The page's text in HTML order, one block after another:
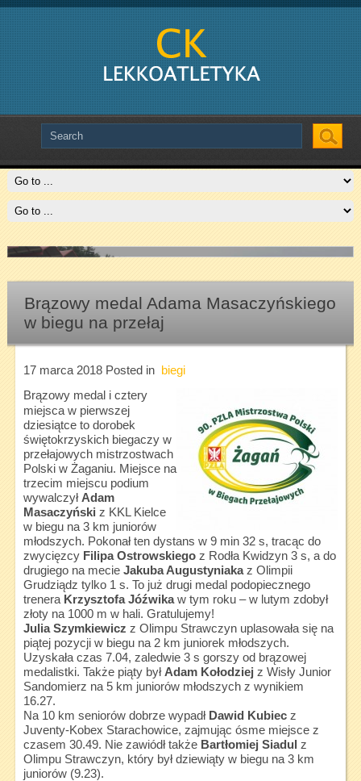
Slide # 2
Czytaj więcej
Brązowy medal Adama Masaczyńskiego
w biegu na przełaj
17 marca 2018Posted in
biegi
Brązowy medal i cztery
miejsca w pierwszej
dziesiątce to dorobek
świętokrzyskich biegaczy w
przełajowych mistrzostwach
Polski w Żaganiu. Miejsce na
trzecim miejscu podium
wywalczył Adam
Masaczyński z KKL Kielce
w biegu na 3 km juniorów
młodszych. Pokonał ten dystans w 9 min 32 s, tracąc do
zwycięzcy Filipa Ostrowskiegoz Rodła Kwidzyn 3 s, a do
drugiego na mecie Jakuba Augustyniakaz Olimpii
Grudziądz tylko 1 s. To już drugi medal podopiecznego
trenera Krzysztofa Jóźwikaw tym roku – w lutym zdobył
złoty na 1000 m w hali. Gratulujemy!
Julia Szymkiewicz z Olimpu Strawczyn uplasowała się na
piątej pozycji w biegu na 2 km juniorek młodszych.
Uzyskała czas 7.04, zaledwie 3 s gorszy od brązowej
medalistki. Także piąty był Adam Kołodziej z Wisły Junior
Sandomierz na 5 km juniorów młodszych z wynikiem
16.27.
Na 10 km seniorów dobrze wypadł Dawid Kubiecz
Juventy-Kobex Starachowice, zajmując ósme miejsce z
czasem 30.49. Nie zawiódł także Bartłomiej Siadul z
Olimpu Strawczyn, który był dziewiąty w biegu na 3 km
juniorów (9.23).